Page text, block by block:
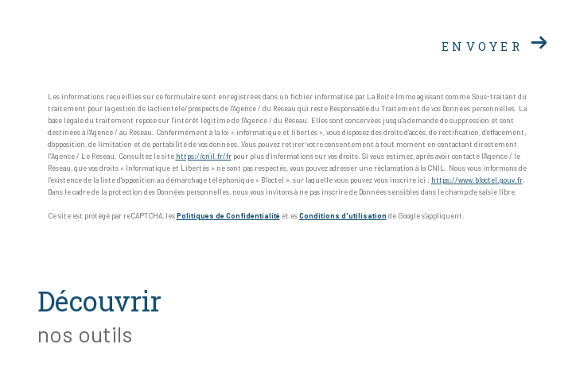
ENVOYER
Les informations recueillies sur ce formulaire sont enregistrées dans un fichier informatisé par La Boite Immo agissant comme Sous-traitant du
traitement pour la gestion de la clientèle/prospects de l'Agence / du Réseau qui reste Responsable du Traitement de vos Données personnelles. La
base légale du traitement repose sur l'intérêt légitime de l'Agence / du Réseau. Elles sont conservées jusqu'à demande de suppression et sont
destinées à l'Agence / au Réseau. Conformément à la loi « informatique et libertés », vous disposez des droits d’accès, de rectification, d’effacement,
d’opposition, de limitation et de portabilité de vos données. Vous pouvez retirer votre consentement à tout moment en contactant directement
l’Agence / Le Réseau. Consultez le site https://cnil.fr/frpour plus d’informations sur vos droits. Si vous estimez, après avoir contacté l'Agence / le
Réseau, que vos droits « Informatique et Libertés » ne sont pas respectés, vous pouvez adresser une réclamation à la CNIL. Nous vous informons de
l’existence de la liste d'opposition au démarchage téléphonique « Bloctel », sur laquelle vous pouvez vous inscrire ici : https://www.bloctel.gouv.fr.
Dans le cadre de la protection des Données personnelles, nous vous invitons à ne pas inscrire de Données sensibles dans le champ de saisie libre.
Ce site est protégé par reCAPTCHA, lesPolitiques de Confidentialitéet esConditions d'utilisation de Google s'appliquent.
découvrir
nos outils